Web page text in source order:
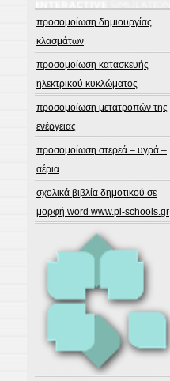
προσομοίωση δημιουργίας
κλασμάτων
προσομοίωση κατασκευής
ηλεκτρικού κυκλώματος
προσομοίωση μετατροπών της
ενέργειας
προσομοίωση στερεά – υγρά –
αέρια
σχολικά βιβλία δημοτικού σε
μορφή word www.pi-schools.gr